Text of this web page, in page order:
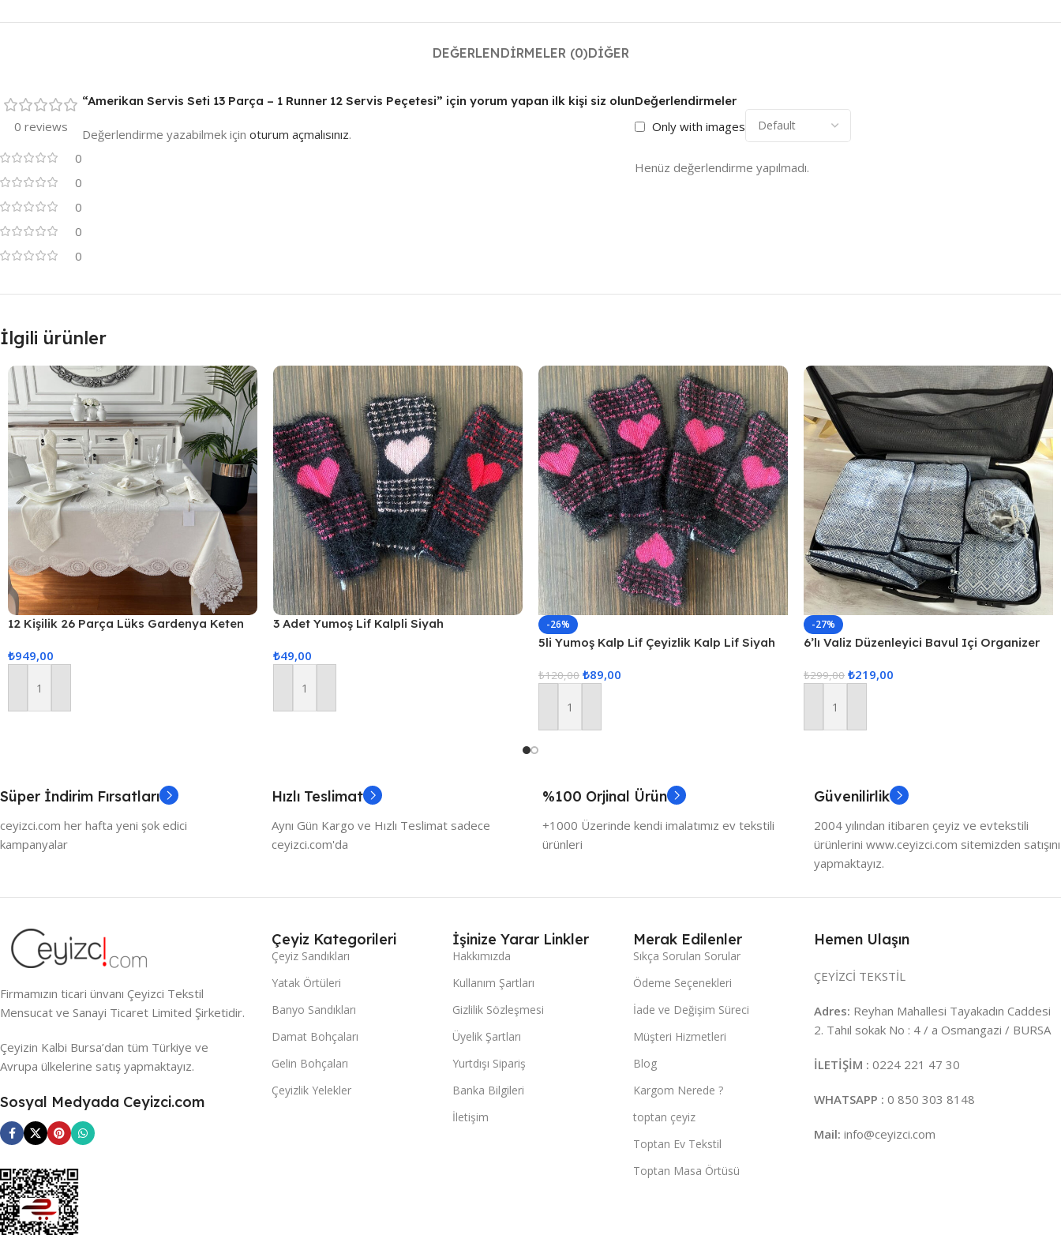
DEĞERLENDIRMELER (0)DIĞER
0 reviews
0
0
0
0
0
Değerlendirmeler
Only with images
Henüz değerlendirme yapılmadı.
“Amerikan Servis Seti 13 Parça – 1 Runner 12 Servis Peçetesi” için yorum yapan ilk kişi siz olun
Değerlendirme yazabilmek için oturum açmalısınız.
İlgili ürünler
12 Kişilik 26 Parça Lüks Gardenya Keten
₺949,00
Sepete Ekle
3 Adet Yumoş Lif Kalpli Siyah
₺49,00
Sepete Ekle
-26%
5li Yumoş Kalp Lif Çeyizlik Kalp Lif Siyah
₺120,00 ₺89,00
Sepete Ekle
-27%
6’lı Valiz Düzenleyici Bavul Içi Organizer
₺299,00 ₺219,00
Sepete Ekle
Süper İndirim Fırsatları
ceyizci.com her hafta yeni şok edici
kampanyalar
Hızlı Teslimat
Aynı Gün Kargo ve Hızlı Teslimat sadece
ceyizci.com'da
%100 Orjinal Ürün
+1000 Üzerinde kendi imalatımız ev tekstili
ürünleri
Güvenilirlik
2004 yılından itibaren çeyiz ve evtekstili
ürünlerini www.ceyizci.com sitemizden satışını
yapmaktayız.
Firmamızın ticari ünvanı Çeyizci Tekstil
Mensucat ve Sanayi Ticaret Limited Şirketidir.
Çeyizin Kalbi Bursa’dan tüm Türkiye ve
Avrupa ülkelerine satış yapmaktayız.
Sosyal Medyada Ceyizci.com
Çeyiz Kategorileri
Çeyiz Sandıkları
Yatak Örtüleri
Banyo Sandıkları
Damat Bohçaları
Gelin Bohçaları
Çeyizlik Yelekler
İşinize Yarar Linkler
Hakkımızda
Kullanım Şartları
Gizlilik Sözleşmesi
Üyelik Şartları
Yurtdışı Sipariş
Banka Bilgileri
İletişim
Merak Edilenler
Sıkça Sorulan Sorular
Ödeme Seçenekleri
İade ve Değişim Süreci
Müşteri Hizmetleri
Blog
Kargom Nerede ?
toptan çeyiz
Toptan Ev Tekstil
Toptan Masa Örtüsü
Hemen Ulaşın
ÇEYİZCİ TEKSTİL
Adres: Reyhan Mahallesi Tayakadın Caddesi
2. Tahıl sokak No : 4 / a Osmangazi / BURSA
İLETİŞİM : 0224 221 47 30
WHATSAPP : 0 850 303 8148
Mail: info@ceyizci.com